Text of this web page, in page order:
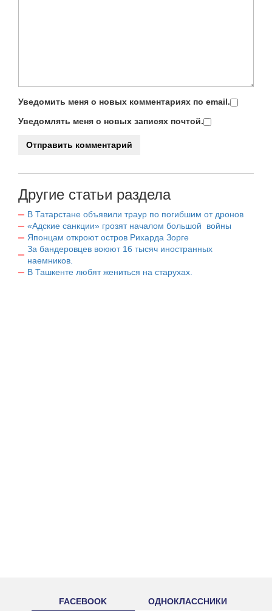
Уведомить меня о новых комментариях по email.
Уведомлять меня о новых записях почтой.
Другие статьи раздела
В Татарстане объявили траур по погибшим от дронов
«Адские санкции» грозят началом большой войны
Японцам откроют остров Рихарда Зорге
За бандеровцев воюют 16 тысяч иностранных
наемников.
В Ташкенте любят жениться на старухах.
FACEBOOK ОДНОКЛАССНИКИ